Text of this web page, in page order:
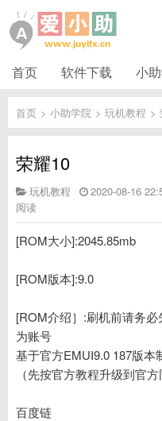
首页 软件下载 小
首页 > 小助学院 > 玩机教程 >
荣耀10
玩机教程 2020-08-16
阅读
[ROM大小]:2045.85mb
[ROM版本]:9.0
[ROM介绍］:刷机前请务
为账号
基于官方EMUI9.0 187版本
（先按官方教程升级到官
百度链